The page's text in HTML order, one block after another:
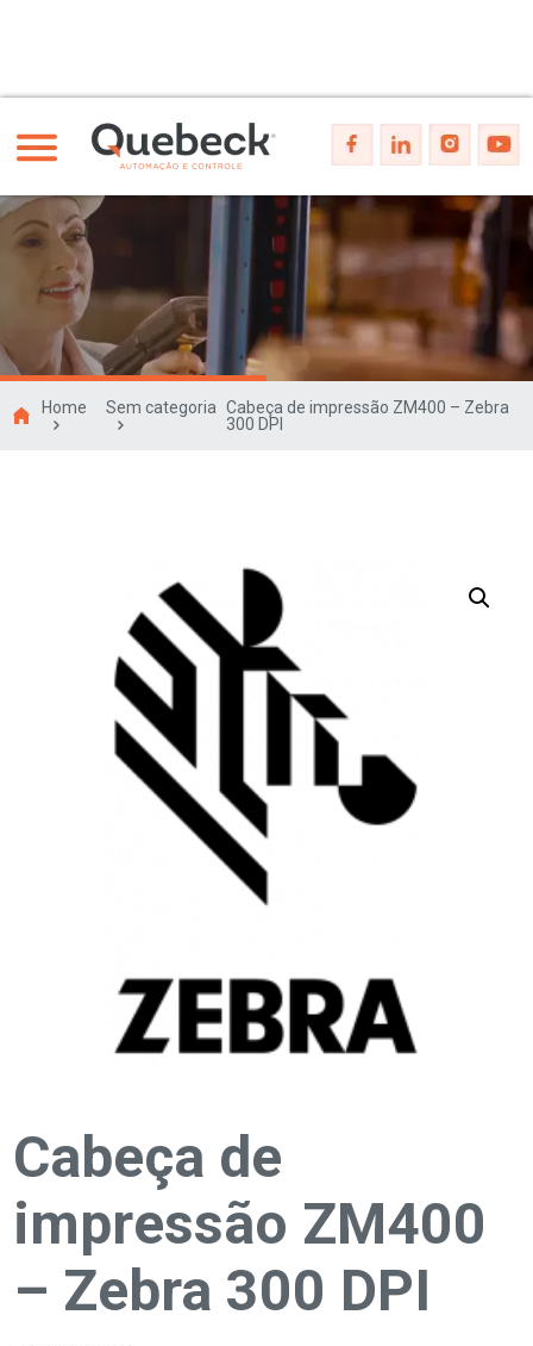
Home Sem categoria Cabeça de impressão ZM400 – Zebra
300 DPI
Cabeça de
impressão ZM400
– Zebra 300 DPI